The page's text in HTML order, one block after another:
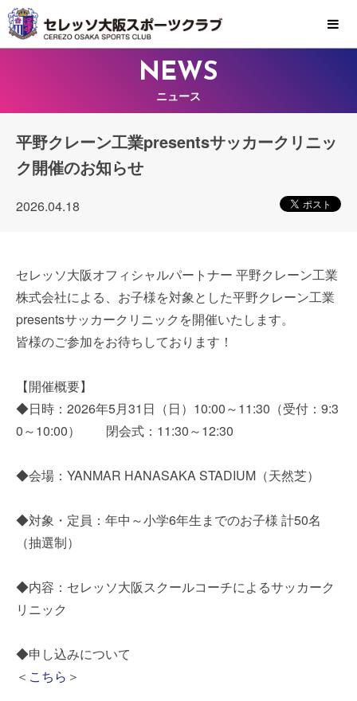
MENU
NEWS
ニュース
平野クレーン工業presentsサッカークリニッ
ク開催のお知らせ
2026.04.18
セレッソ大阪オフィシャルパートナー 平野クレーン工業
株式会社による、お子様を対象とした平野クレーン工業
presentsサッカークリニックを開催いたします。
皆様のご参加をお待ちしております！
【開催概要】
◆日時：2026年5月31日（日）10:00～11:30（受付：9:3
0～10:00） 閉会式：11:30～12:30
◆会場：YANMAR HANASAKA STADIUM（天然芝）
◆対象・定員：年中～小学6年生までのお子様 計50名
（抽選制）
◆内容：セレッソ大阪スクールコーチによるサッカーク
リニック
◆申し込みについて
＜ こちら ＞